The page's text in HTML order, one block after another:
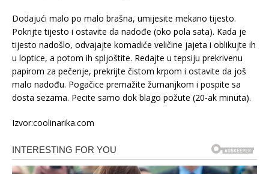
Dodajući malo po malo brašna, umijesite mekano tijesto.
Pokrijte tijesto i ostavite da nadođe (oko pola sata). Kada je
tijesto nadošlo, odvajajte komadiće veličine jajeta i oblikujte ih
u loptice, a potom ih spljoštite. Redajte u tepsiju prekrivenu
papirom za pečenje, prekrijte čistom krpom i ostavite da još
malo nadođu. Pogačice premažite žumanjkom i pospite sa
dosta sezama. Pecite samo dok blago požute (20-ak minuta).
Izvor:coolinarika.com